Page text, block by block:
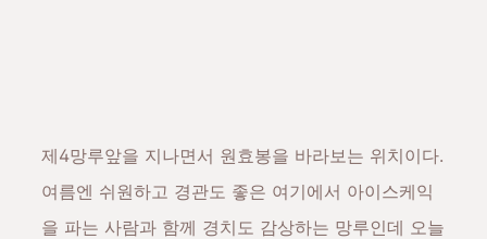
제4망루앞을 지나면서 원효봉을 바라보는 위치이다.
여름엔 쉬원하고 경관도 좋은 여기에서 아이스케익
을 파는 사람과 함께 경치도 감상하는 망루인데 오늘